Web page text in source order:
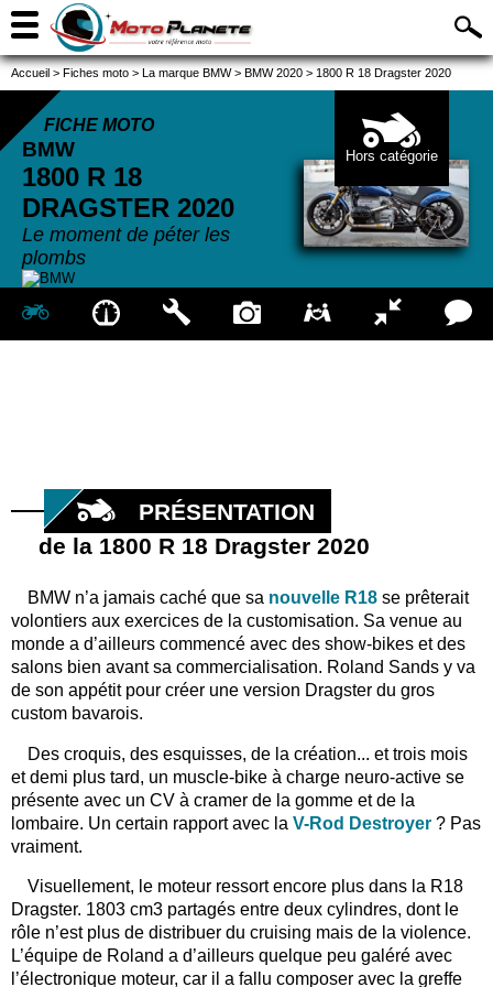
Accueil > Fiches moto > La marque BMW > BMW 2020 > 1800 R 18 Dragster 2020
FICHE MOTO
BMW
1800 R 18
DRAGSTER 2020
Le moment de péter les
plombs
Hors catégorie
PRÉSENTATION
de la 1800 R 18 Dragster 2020
BMW n’a jamais caché que sa nouvelle R18 se prêterait
volontiers aux exercices de la customisation. Sa venue au
monde a d’ailleurs commencé avec des show-bikes et des
salons bien avant sa commercialisation. Roland Sands y va
de son appétit pour créer une version Dragster du gros
custom bavarois.
Des croquis, des esquisses, de la création... et trois mois
et demi plus tard, un muscle-bike à charge neuro-active se
présente avec un CV à cramer de la gomme et de la
lombaire. Un certain rapport avec la V-Rod Destroyer ? Pas
vraiment.
Visuellement, le moteur ressort encore plus dans la R18
Dragster. 1803 cm3 partagés entre deux cylindres, dont le
rôle n’est plus de distribuer du cruising mais de la violence.
L’équipe de Roland a d’ailleurs quelque peu galéré avec
l’électronique moteur, car il a fallu composer avec la greffe